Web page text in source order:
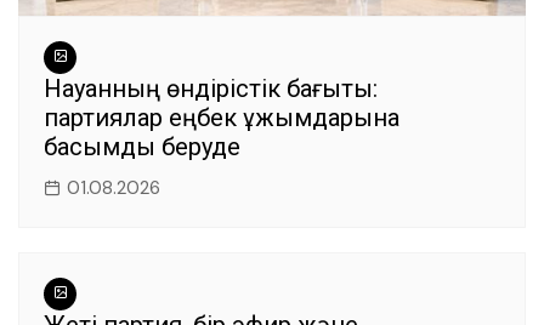
Науқанның өндірістік бағыты:
партиялар еңбек ұжымдарына
басымдық беруде
01.08.2026